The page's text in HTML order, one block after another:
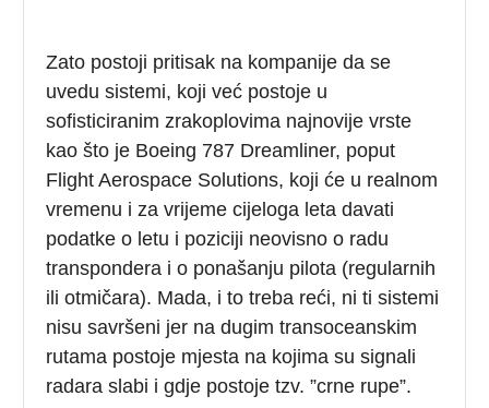
Zato postoji pritisak na kompanije da se
uvedu sistemi, koji već postoje u
sofisticiranim zrakoplovima najnovije vrste
kao što je Boeing 787 Dreamliner, poput
Flight Aerospace Solutions, koji će u realnom
vremenu i za vrijeme cijeloga leta davati
podatke o letu i poziciji neovisno o radu
transpondera i o ponašanju pilota (regularnih
ili otmičara). Mada, i to treba reći, ni ti sistemi
nisu savršeni jer na dugim transoceanskim
rutama postoje mjesta na kojima su signali
radara slabi i gdje postoje tzv. ”crne rupe”.